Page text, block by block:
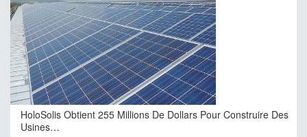
HoloSolis Obtient 255 Millions De Dollars Pour Construire Des
Usines…